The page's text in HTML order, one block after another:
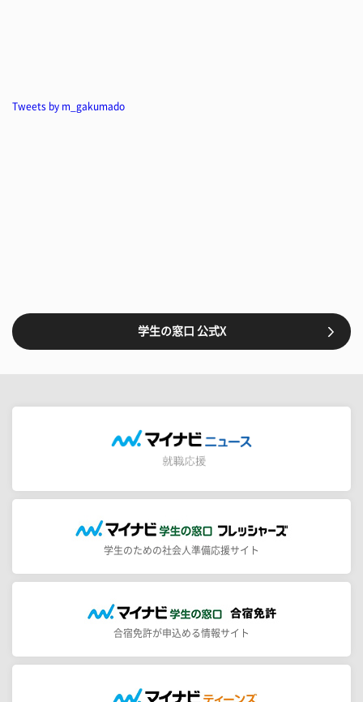
Tweets by m_gakumado
学生の窓口 公式X
学生のための社会人準備応援サイト
合宿免許が申込める情報サイト